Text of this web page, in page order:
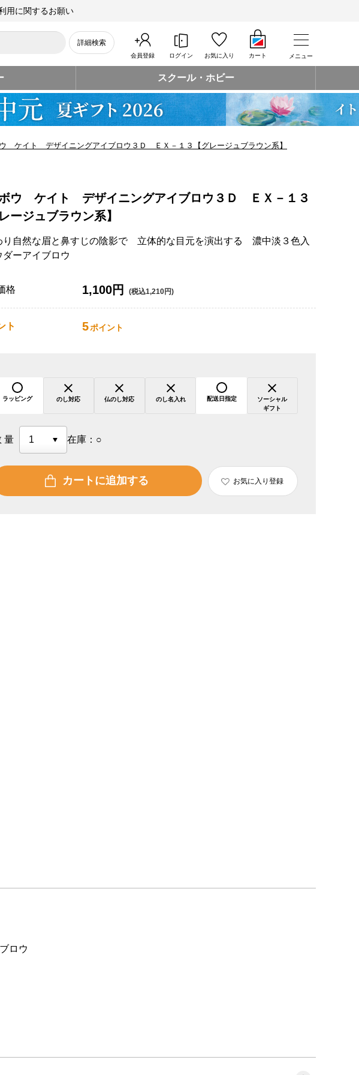
用に関するお願い
詳細検索
会員登録 ログイン お気に入り カート メニュー
スクール・ホビー
ケイト デザイニングアイブロウ３Ｄ ＥＸ－１３【グレージュブラウン系】
ウ ケイト デザイニングアイブロウ３Ｄ ＥＸ－１３
レージュブラウン系】
り自然な眉と鼻すじの陰影で 立体的な目元を演出する 濃中淡３色入
ダーアイブロウ
格 1,100円 (税込1,210円)
ト 5ポイント
ラッピング のし対応 仏のし対応 のし名入れ 配送日指定
ソーシャル
ギフト
量 在庫： ○
カートに追加する お気に入り登録
ブロウ